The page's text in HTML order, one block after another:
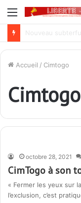
Menu
Accueil / Cimtogo
Cimtogo
octobre 28, 2021
CimTogo à son
« Fermer les yeux sur
l’exclusion, c’est